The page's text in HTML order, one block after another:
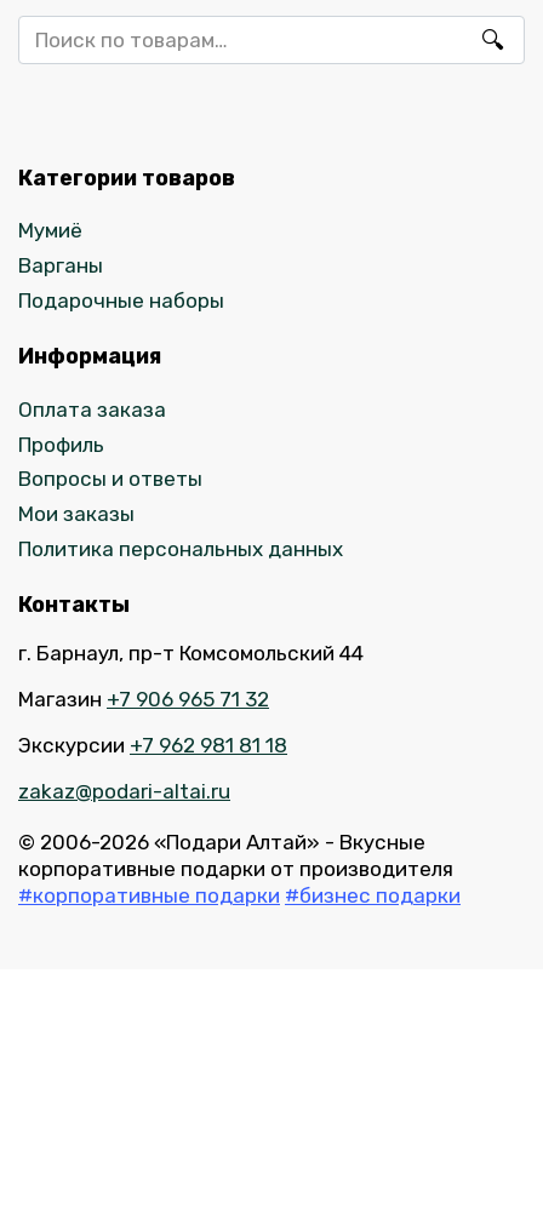
Искать:
Категории товаров
Мумиё
Варганы
Подарочные наборы
Информация
Оплата заказа
Профиль
Вопросы и ответы
Мои заказы
Политика персональных данных
Контакты
г. Барнаул, пр-т Комсомольский 44
Магазин +7 906 965 71 32
Экскурсии +7 962 981 81 18
zakaz@podari-altai.ru
© 2006-2026 «Подари Алтай» - Вкусные
корпоративные подарки от производителя
#корпоративные подарки #бизнес подарки